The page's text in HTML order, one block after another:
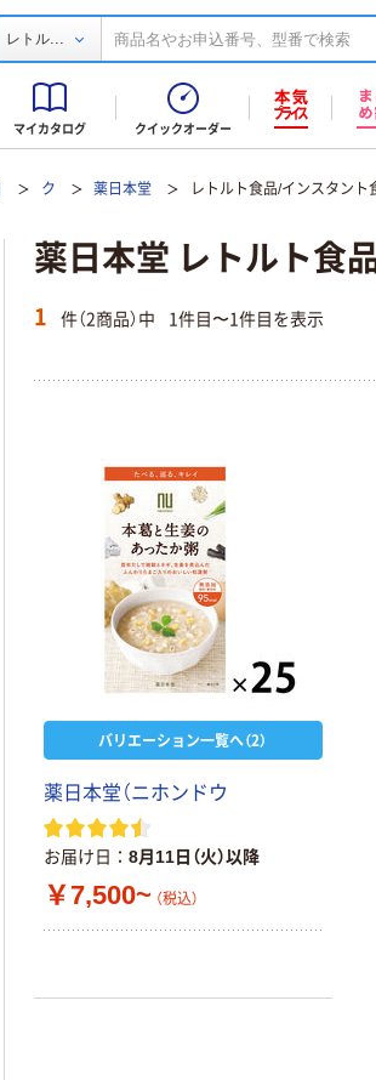
レトル...
マイカタログ クイックオーダー
ク 薬日本堂 レトルト食品/インスタント
薬日本堂 レトルト食
1 件（2商品）中 1件目〜1件目を表示
バリエーション一覧へ（2）
薬日本堂（ニホンドウ
お届け日 8月11日（火）以降
￥7,500~ （税込）